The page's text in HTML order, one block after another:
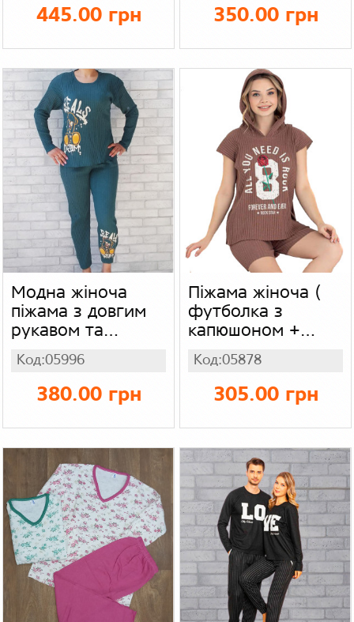
445.00 грн 350.00 грн
Модна жіноча
піжама з довгим
рукавом та
малюнком, рубчик
Код:05996
380.00 грн
Піжама жіноча (
футболка з
капюшоном +
шорти ), рубчик
Код:05878
305.00 грн